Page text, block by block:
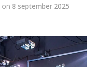
on 8 september 2025